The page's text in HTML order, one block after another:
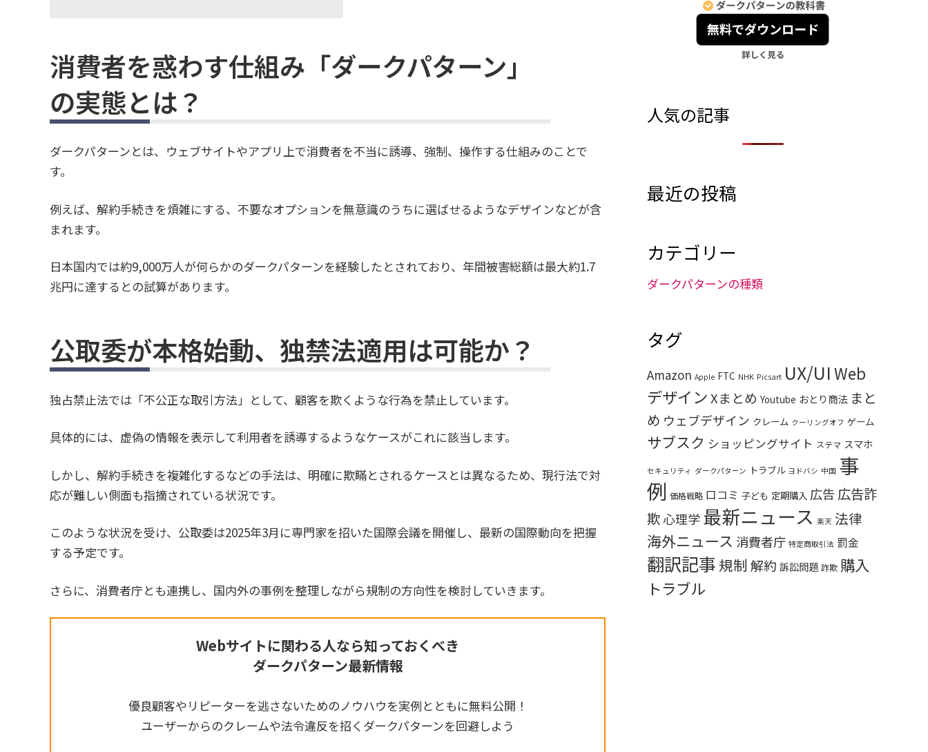
消費者を惑わす仕組み「ダークパターン」
の実態とは？
ダークパターンとは、ウェブサイトやアプリ上で消費者を不当に誘導、強制、操作する仕組みのことで
す。
例えば、解約手続きを煩雑にする、不要なオプションを無意識のうちに選ばせるようなデザインなどが含
まれます。
日本国内では約9,000万人が何らかのダークパターンを経験したとされており、年間被害総額は最大約1.7
兆円に達するとの試算があります。
公取委が本格始動、独禁法適用は可能か？
独占禁止法では「不公正な取引方法」として、顧客を欺くような行為を禁止しています。
具体的には、虚偽の情報を表示して利用者を誘導するようなケースがこれに該当します。
しかし、解約手続きを複雑化するなどの手法は、明確に欺瞞とされるケースとは異なるため、現行法で対
応が難しい側面も指摘されている状況です。
このような状況を受け、公取委は2025年3月に専門家を招いた国際会議を開催し、最新の国際動向を把握
する予定です。
さらに、消費者庁とも連携し、国内外の事例を整理しながら規制の方向性を検討していきます。
Webサイトに関わる人なら知っておくべき
ダークパターン最新情報
優良顧客やリピーターを逃さないためのノウハウを実例とともに無料公開！
ユーザーからのクレームや法令違反を招くダークパターンを回避しよう
人気の記事
最近の投稿
カテゴリー
ダークパターンの種類
タグ
Amazon Apple FTC NHK Picsart UX/UI Web
デザイン Xまとめ Youtube おとり商法 まと
め ウェブデザイン クレーム クーリングオフ ゲーム
サブスク ショッピングサイト ステマ スマホ
セキュリティ ダークパターン トラブル ヨドバシ 中国 事
例 価格戦略 口コミ 子ども 定期購入 広告 広告詐
欺心理学最新ニュース 楽天 法律
海外ニュース 消費者庁 特定商取引法 罰金
翻訳記事規制 解約 訴訟問題 詐欺 購入
トラブル